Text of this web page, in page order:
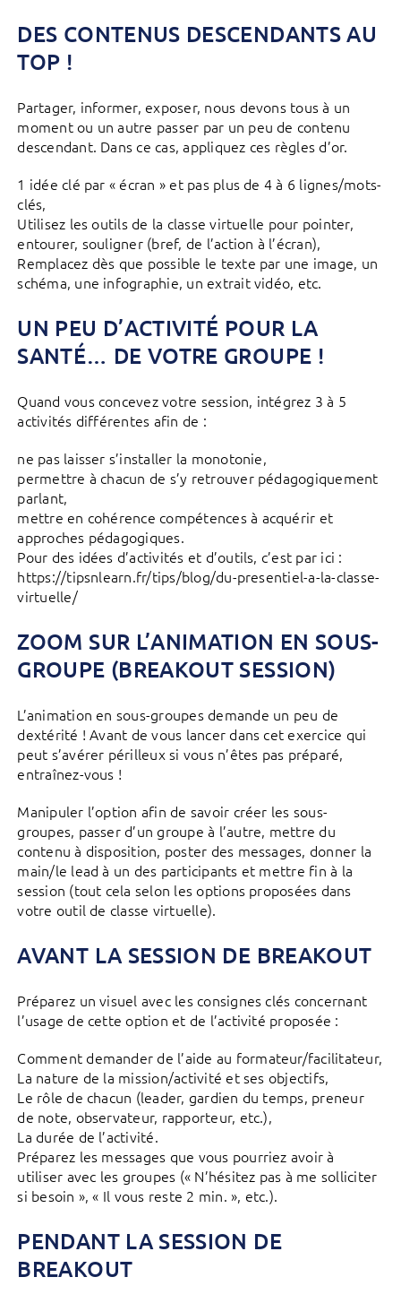
DES CONTENUS DESCENDANTS AU
TOP !
Partager, informer, exposer, nous devons tous à un
moment ou un autre passer par un peu de contenu
descendant. Dans ce cas, appliquez ces règles d’or.
1 idée clé par « écran » et pas plus de 4 à 6 lignes/mots-
clés,
Utilisez les outils de la classe virtuelle pour pointer,
entourer, souligner (bref, de l’action à l’écran),
Remplacez dès que possible le texte par une image, un
schéma, une infographie, un extrait vidéo, etc.
UN PEU D’ACTIVITÉ POUR LA
SANTÉ… DE VOTRE GROUPE !
Quand vous concevez votre session, intégrez 3 à 5
activités différentes afin de :
ne pas laisser s’installer la monotonie,
permettre à chacun de s’y retrouver pédagogiquement
parlant,
mettre en cohérence compétences à acquérir et
approches pédagogiques.
Pour des idées d’activités et d’outils, c’est par ici :
https://tipsnlearn.fr/tips/blog/du-presentiel-a-la-classe-
virtuelle/
ZOOM SUR L’ANIMATION EN SOUS-
GROUPE (BREAKOUT SESSION)
L’animation en sous-groupes demande un peu de
dextérité ! Avant de vous lancer dans cet exercice qui
peut s’avérer périlleux si vous n’êtes pas préparé,
entraînez-vous !
Manipuler l’option afin de savoir créer les sous-
groupes, passer d’un groupe à l’autre, mettre du
contenu à disposition, poster des messages, donner la
main/le lead à un des participants et mettre fin à la
session (tout cela selon les options proposées dans
votre outil de classe virtuelle).
AVANT LA SESSION DE BREAKOUT
Préparez un visuel avec les consignes clés concernant
l’usage de cette option et de l’activité proposée :
Comment demander de l’aide au formateur/facilitateur,
La nature de la mission/activité et ses objectifs,
Le rôle de chacun (leader, gardien du temps, preneur
de note, observateur, rapporteur, etc.),
La durée de l’activité.
Préparez les messages que vous pourriez avoir à
utiliser avec les groupes (« N’hésitez pas à me solliciter
si besoin », « Il vous reste 2 min. », etc.).
PENDANT LA SESSION DE
BREAKOUT